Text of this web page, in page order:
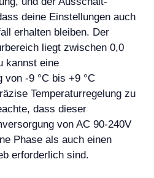
deine Einstellungen auch
erhalten bleiben. Der
liegt zwischen 0,0
kannst eine
von -9 °C bis +9 °C
Temperaturregelung zu
dass dieser
von AC 90-240V
Phase als auch einen
erforderlich sind.